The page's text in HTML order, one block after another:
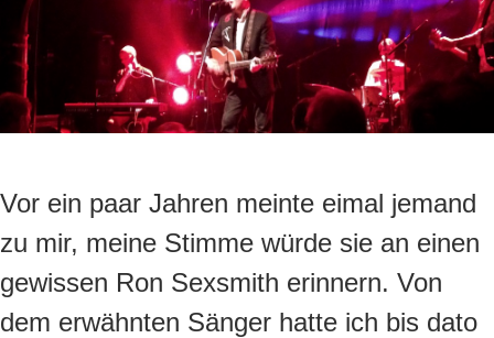
Vor ein paar Jahren meinte eimal jemand
zu mir, meine Stimme würde sie an einen
gewissen Ron Sexsmith erinnern. Von
dem erwähnten Sänger hatte ich bis dato